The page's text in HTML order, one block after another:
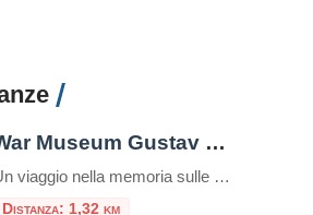
War Museum Gustav Line Garigliano Front
Un viaggio nella memoria sulle rive del Garigliano Nel cuore della provincia di Latina, immerso tra le colline che videro alcuni dei combattimenti più duri della Seconda Guerra Mondiale in Italia, sorge il War Museum Gustav Line – Garigliano Front, un piccolo ma prezioso museo storico dedicato alla memoria della Linea Gustav e ai tragici […]
Distanza: 1,32 km